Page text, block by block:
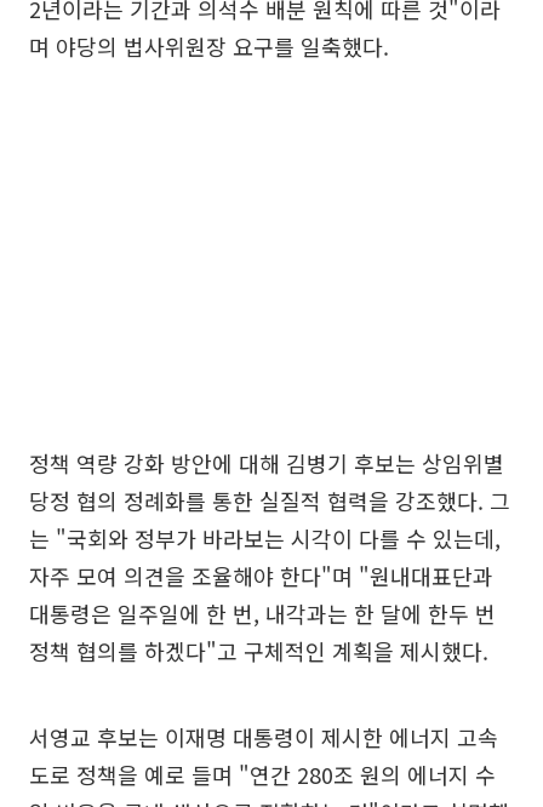
2년이라는 기간과 의석수 배분 원칙에 따른 것"이라
며 야당의 법사위원장 요구를 일축했다.
정책 역량 강화 방안에 대해 김병기 후보는 상임위별
당정 협의 정례화를 통한 실질적 협력을 강조했다. 그
는 "국회와 정부가 바라보는 시각이 다를 수 있는데,
자주 모여 의견을 조율해야 한다"며 "원내대표단과
대통령은 일주일에 한 번, 내각과는 한 달에 한두 번
정책 협의를 하겠다"고 구체적인 계획을 제시했다.
서영교 후보는 이재명 대통령이 제시한 에너지 고속
도로 정책을 예로 들며 "연간 280조 원의 에너지 수